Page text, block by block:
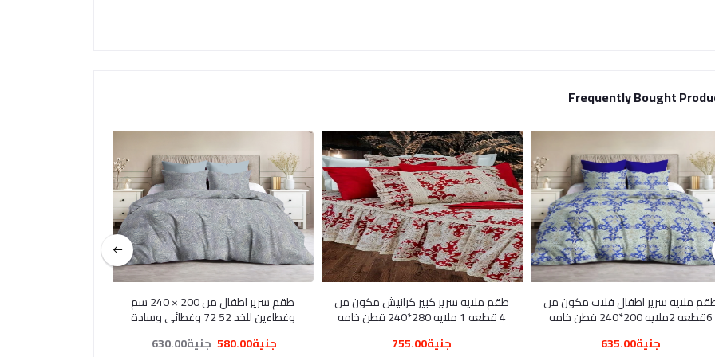
Frequently Bought
ملايه سرير اطفال فلات مكون من
6قطعه 2ملايه 200*240 قطن خامه
جنية635.00
طقم ملايه سرير كبير كرانيش مكون من
4 قطعه 1 ملايه 280*240 قطن خامه
جنية755.00
طقم سرير اطفال من 200 × 240 سم
وغطاءين للخد 52 72 وغطائي وسادة
جنية580.00 جنية630.00